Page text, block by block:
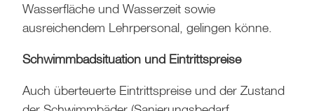
Wasserfläche und Wasserzeit sowie
ausreichendem Lehrpersonal, gelingen könne.
Schwimmbadsituation und Eintrittspreise
Auch überteuerte Eintrittspreise und der Zustand